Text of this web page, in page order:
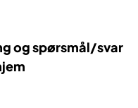
og spørsmål/svar